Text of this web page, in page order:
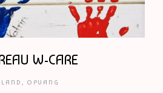
W-CARE
OPVANG